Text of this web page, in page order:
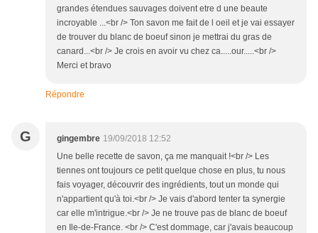
grandes étendues sauvages doivent etre d une beaute
incroyable ...<br /> Ton savon me fait de l oeil et je vai essayer
de trouver du blanc de boeuf sinon je mettrai du gras de
canard...<br /> Je crois en avoir vu chez ca.....our.....<br />
Merci et bravo
Répondre
G gingembre 19/09/2018 12:52
Une belle recette de savon, ça me manquait !<br /> Les
tiennes ont toujours ce petit quelque chose en plus, tu nous
fais voyager, découvrir des ingrédients, tout un monde qui
n'appartient qu'à toi.<br /> Je vais d'abord tenter ta synergie
car elle m'intrigue.<br /> Je ne trouve pas de blanc de boeuf
en Ile-de-France. <br /> C'est dommage, car j'avais beaucoup